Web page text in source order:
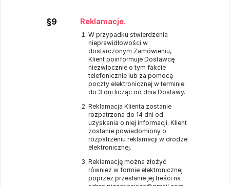
§9 Reklamacje.
W przypadku stwierdzenia
nieprawidłowości w
dostarczonym Zamówieniu,
Klient poinformuje Dostawcę
niezwłocznie o tym fakcie
telefonicznie lub za pomocą
poczty elektronicznej w terminie
do 3 dni licząc od dnia Dostawy.
Reklamacja Klienta zostanie
rozpatrzona do 14 dni od
uzyskania o niej informacji. Klient
zostanie powiadomiony o
rozpatrzeniu reklamacji w drodze
elektronicznej.
Reklamację można złożyć
również w formie elektronicznej
poprzez przesłanie jej treści na